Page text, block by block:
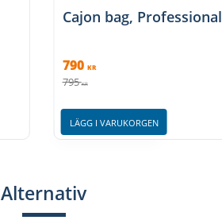
Cajon bag, Professional
790 KR
795 KR
LÄGG I VARUKORGEN
Alternativ